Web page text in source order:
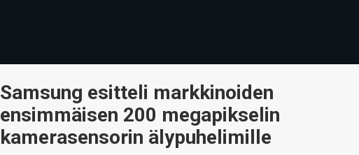
Samsung esitteli markkinoiden
ensimmäisen 200 megapikselin
kamerasensorin älypuhelimille